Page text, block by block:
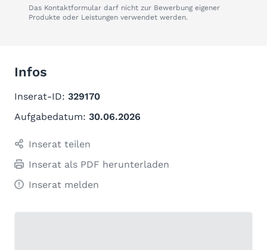
Das Kontaktformular darf nicht zur Bewerbung eigener
Produkte oder Leistungen verwendet werden.
Infos
Inserat-ID: 329170
Aufgabedatum: 30.06.2026
Inserat teilen
Inserat als PDF herunterladen
Inserat melden